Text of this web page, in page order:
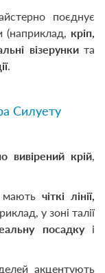
поєднує
(наприклад, кріп,
візерункита
.
Силуету
вивірений крій
мають чіткі лінії,
у зоні талії
посадкуі
акцентують